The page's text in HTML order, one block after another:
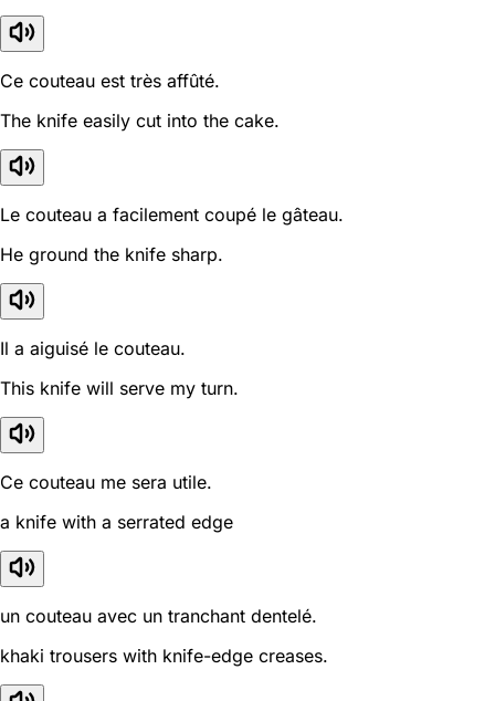
Ce couteau est très affûté.
The knife easily cut into the cake.
Le couteau a facilement coupé le gâteau.
He ground the knife sharp.
Il a aiguisé le couteau.
This knife will serve my turn.
Ce couteau me sera utile.
a knife with a serrated edge
un couteau avec un tranchant dentelé.
khaki trousers with knife-edge creases.